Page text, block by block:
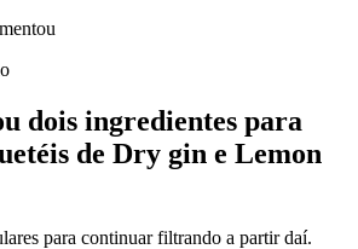
dois ingredientes para
de Dry gin e Lemon
para continuar filtrando a partir daí.